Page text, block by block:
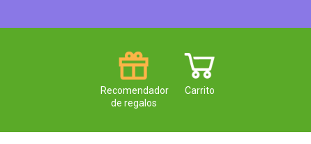
Carrito
Recomendador
de regalos